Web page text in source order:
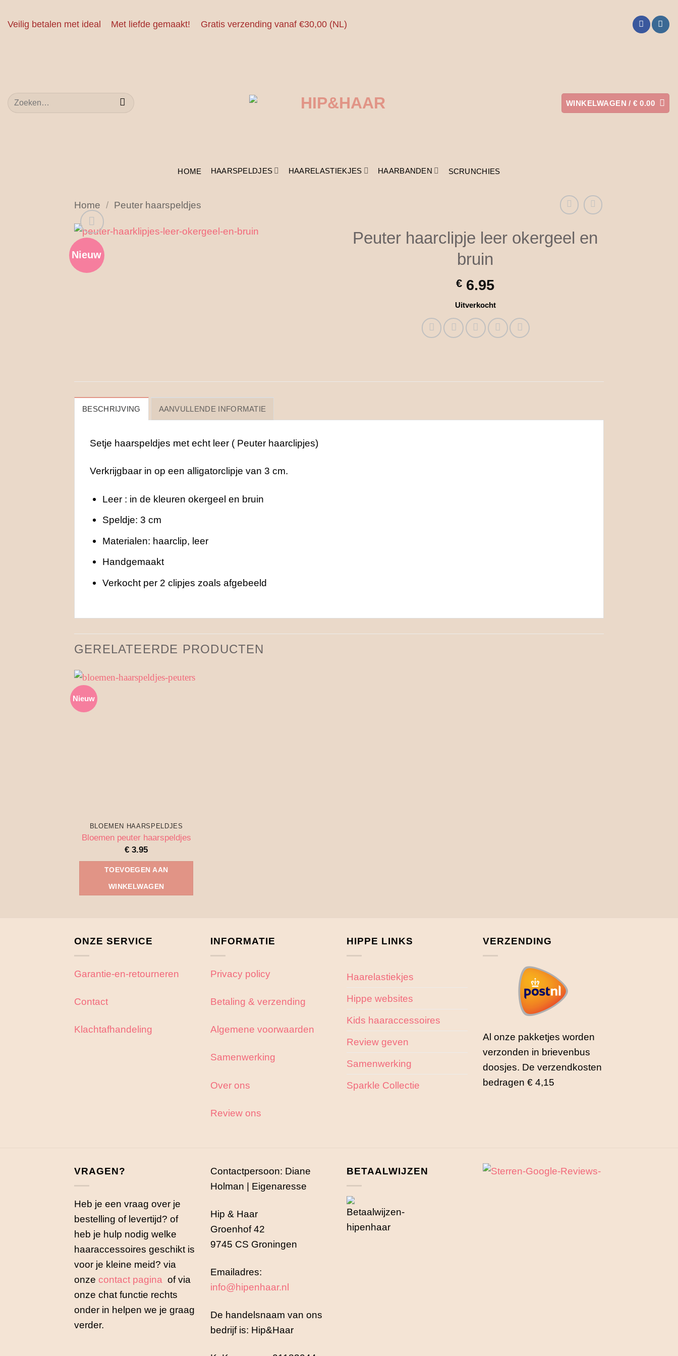
naar
Veilig betalen met ideal Met liefde gemaakt! Gratis verzending vanaf €30,00 (NL)
Zoeken
naar:
WINKELWAGEN /€ 0.00
HOME HAARSPELDJES HAARELASTIEKJES HAARBANDEN SCRUNCHIES
Home / Peuter haarspeldjes
Nieuw
Peuter haarclipje leer okergeel en
bruin
€ 6.95
Uitverkocht
BESCHRIJVING AANVULLENDE INFORMATIE
Setje haarspeldjes met echt leer ( Peuter haarclipjes)
Verkrijgbaar in op een alligatorclipje van 3 cm.
Leer : in de kleuren okergeel en bruin
Speldje: 3 cm
Materialen: haarclip, leer
Handgemaakt
Verkocht per 2 clipjes zoals afgebeeld
GERELATEERDE PRODUCTEN
Nieuw
BLOEMEN HAARSPELDJES
Bloemen peuter haarspeldjes
€ 3.95
TOEVOEGEN AAN
WINKELWAGEN
ONZE SERVICE
Garantie-en-retourneren
Contact
Klachtafhandeling
INFORMATIE
Privacy policy
Betaling & verzending
Algemene voorwaarden
Samenwerking
Over ons
Review ons
HIPPE LINKS
Haarelastiekjes
Hippe websites
Kids haaraccessoires
Review geven
Samenwerking
Sparkle Collectie
VERZENDING
Al onze pakketjes worden
verzonden in brievenbus
doosjes. De verzendkosten
bedragen € 4,15
VRAGEN?
Heb je een vraag over je
bestelling of levertijd? of
heb je hulp nodig welke
haaraccessoires geschikt is
voor je kleine meid? via
onze contact pagina of via
onze chat functie rechts
onder in helpen we je graag
verder.
Contactpersoon: Diane
Holman | Eigenaresse
Hip & Haar
Groenhof 42
9745 CS Groningen
Emailadres:
info@hipenhaar.nl
De handelsnaam van ons
bedrijf is: Hip&Haar
BETAALWIJZEN